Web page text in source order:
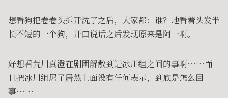
想看狗把卷卷头拆开洗了之后，大家都：谁？地看着头发半
长不短的一个狗，开口说话之后发现原来是阿一啊。
好想看荒川真澄在剧团解散到进冰川组之间的事啊……而
且把冰川组屠了居然上面没有任何表示，到底是怎么回
事……